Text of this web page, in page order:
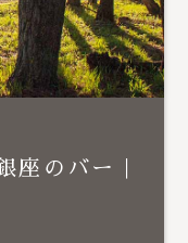
座のバー｜